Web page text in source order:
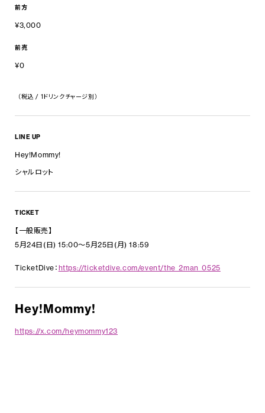
前方
¥3,000
前売
¥0
（税込 / 1ドリンクチャージ別）
LINE UP
Hey!Mommy!
シャルロット
TICKET
【一般販売】
5月24日(日) 15:00〜5月25日(月) 18:59
TicketDive： https://ticketdive.com/event/the_2man_0525
Hey!Mommy!
https://x.com/heymommy123